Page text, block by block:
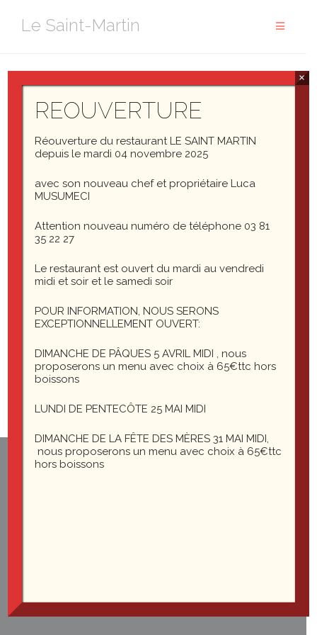
Le Saint-Martin
Level 2b
Laisser un commentaire
Vous devez
pour publier un commentaire.
1 rue du général Leclerc
REOUVERTURE
Réouverture du restaurant LE SAINT MARTIN
depuis le mardi 04 novembre 2025
avec son nouveau chef et propriétaire Luca
MUSUMECI
Attention nouveau numéro de téléphone 03 81
35 22 27
Le restaurant est ouvert du mardi au vendredi
midi et soir et le samedi soir
POUR INFORMATION, NOUS SERONS
EXCEPTIONNELLEMENT OUVERT:
DIMANCHE DE PÂQUES 5 AVRIL MIDI , nous
proposerons un menu avec choix à 65€ttc hors
boissons
LUNDI DE PENTECÔTE 25 MAI MIDI
DIMANCHE DE LA FÊTE DES MÈRES 31 MAI MIDI,
nous proposerons un menu avec choix à 65€ttc
hors boissons
×